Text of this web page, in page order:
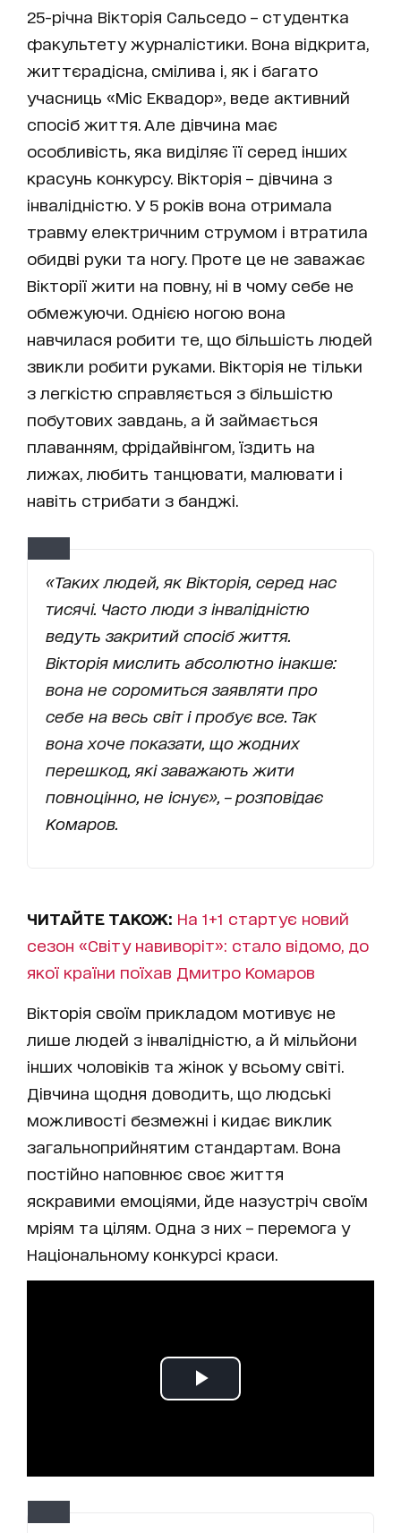
25-річна Вікторія Сальседо – студентка
факультету журналістики. Вона відкрита,
життєрадісна, смілива і, як і багато
учасниць «Міс Еквадор», веде активний
спосіб життя. Але дівчина має
особливість, яка виділяє її серед інших
красунь конкурсу. Вікторія – дівчина з
інвалідністю. У 5 років вона отримала
травму електричним струмом і втратила
обидві руки та ногу. Проте це не заважає
Вікторії жити на повну, ні в чому себе не
обмежуючи. Однією ногою вона
навчилася робити те, що більшість людей
звикли робити руками. Вікторія не тільки
з легкістю справляється з більшістю
побутових завдань, а й займається
плаванням, фрідайвінгом, їздить на
лижах, любить танцювати, малювати і
навіть стрибати з банджі.
«Таких людей, як Вікторія, серед нас
тисячі. Часто люди з інвалідністю
ведуть закритий спосіб життя.
Вікторія мислить абсолютно інакше:
вона не соромиться заявляти про
себе на весь світ і пробує все. Так
вона хоче показати, що жодних
перешкод, які заважають жити
повноцінно, не існує», – розповідає
Комаров.
ЧИТАЙТЕ ТАКОЖ: На 1+1 стартує новий
сезон «Світу навиворіт»: стало відомо, до
якої країни поїхав Дмитро Комаров
Вікторія своїм прикладом мотивує не
лише людей з інвалідністю, а й мільйони
інших чоловіків та жінок у всьому світі.
Дівчина щодня доводить, що людські
можливості безмежні і кидає виклик
загальноприйнятим стандартам. Вона
постійно наповнює своє життя
яскравими емоціями, йде назустріч своїм
мріям та цілям. Одна з них – перемога у
Національному конкурсі краси.